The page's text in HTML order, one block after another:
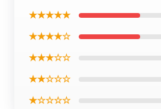
★★★★★
★★★★☆
★★★☆☆
★★☆☆☆
★☆☆☆☆